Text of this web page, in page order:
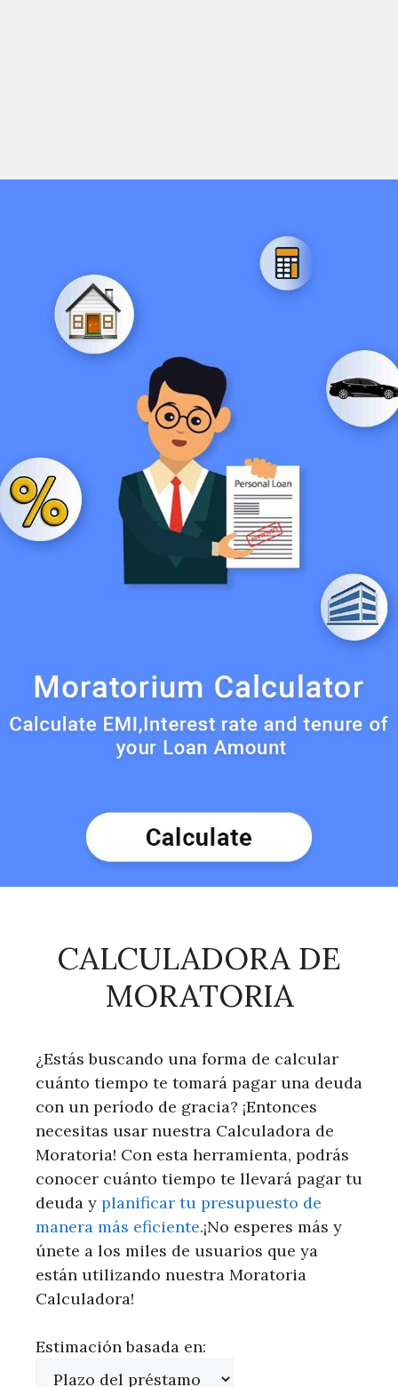
CALCULADORA DE
MORATORIA
¿Estás buscando una forma de calcular
cuánto tiempo te tomará pagar una deuda
con un período de gracia? ¡Entonces
necesitas usar nuestra Calculadora de
Moratoria! Con esta herramienta, podrás
conocer cuánto tiempo te llevará pagar tu
deuda y planificar tu presupuesto de
manera más eficiente.¡No esperes más y
únete a los miles de usuarios que ya
están utilizando nuestra Moratoria
Calculadora!
Estimación basada en: